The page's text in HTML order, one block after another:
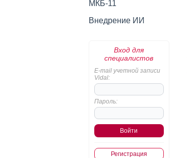
МКБ-11
Внедрение ИИ
Вход для
специалистов
E-mail учетной записи
Vidal:
Пароль:
Регистрация